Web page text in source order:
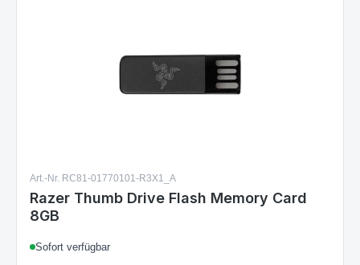
Art.-Nr. RC81-01770101-R3X1_A
Razer Thumb Drive Flash Memory Card
8GB
Sofort verfügbar